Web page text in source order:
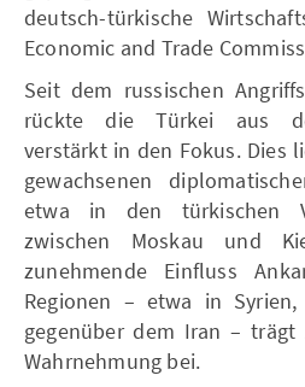
deutsch-türkische
Economic and Trade
Seit dem russischen
rückte die Türkei aus
verstärkt in den Fokus. Dies
gewachsenen
etwa in den türkischen
zwischen Moskau und
zunehmende Einfluss
Regionen – etwa in
gegenüber dem Iran – trägt
Wahrnehmung bei.